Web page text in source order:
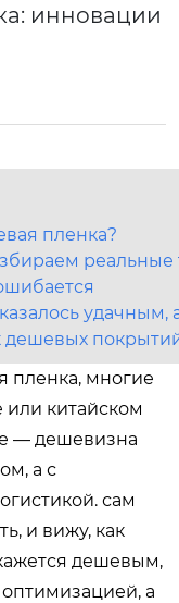
инновации
пленка?
реальные
дешевых
пленка, многие
или китайском
— дешевизна
а с
сам
и вижу, как
дешевым,
а